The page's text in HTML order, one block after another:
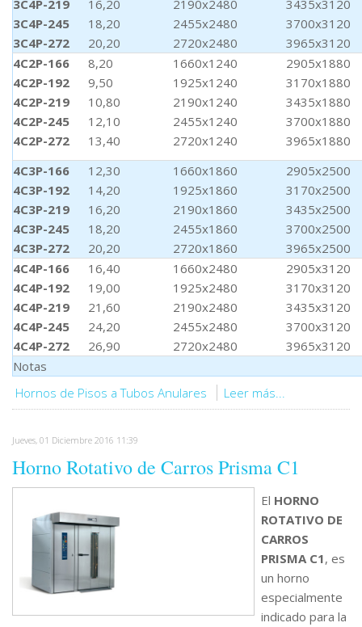
3C4P-219
3C4P-245
3C4P-272
16,20
18,20
20,20
2190x2480
2455x2480
2720x2480
3435x3120
3700x3120
3965x3120
4C2P-166
4C2P-192
4C2P-219
4C2P-245
4C2P-272
8,20
9,50
10,80
12,10
13,40
1660x1240
1925x1240
2190x1240
2455x1240
2720x1240
2905x1880
3170x1880
3435x1880
3700x1880
3965x1880
4C3P-166
4C3P-192
4C3P-219
4C3P-245
4C3P-272
12,30
14,20
16,20
18,20
20,20
1660x1860
1925x1860
2190x1860
2455x1860
2720x1860
2905x2500
3170x2500
3435x2500
3700x2500
3965x2500
4C4P-166
4C4P-192
4C4P-219
4C4P-245
4C4P-272
16,40
19,00
21,60
24,20
26,90
1660x2480
1925x2480
2190x2480
2455x2480
2720x2480
2905x3120
3170x3120
3435x3120
3700x3120
3965x3120
Notas
Hornos de Pisos a Tubos Anulares
Leer más...
Jueves, 01 Diciembre 2016 11:39
Horno Rotativo de Carros Prisma C1
El HORNO
ROTATIVO DE
CARROS
PRISMA C1, es
un horno
especialmente
indicado para la